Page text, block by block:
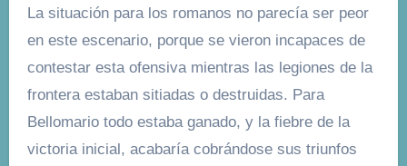
La situación para los romanos no parecía ser peor
en este escenario, porque se vieron incapaces de
contestar esta ofensiva mientras las legiones de la
frontera estaban sitiadas o destruidas. Para
Bellomario todo estaba ganado, y la fiebre de la
victoria inicial, acabaría cobrándose sus triunfos